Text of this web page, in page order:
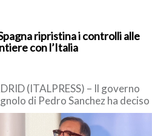
ripristina i controlli alle
con l’Italia
(ITALPRESS) – Il governo
di Pedro Sanchez ha deciso
“temporaneamente” i
alle frontiere interne, nei […]